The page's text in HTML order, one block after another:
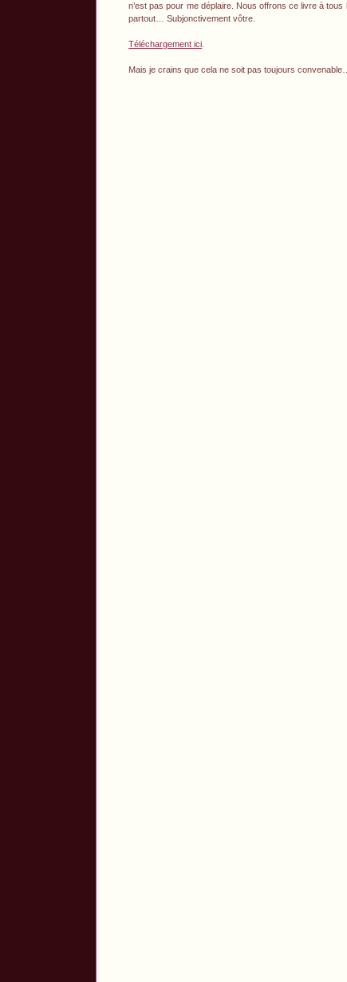
n’est pas pour me déplaire. Nous offrons ce livre à
partout… Subjonctivement vôtre.
Téléchargement ici
Mais je crains que cela ne soit pas toujours